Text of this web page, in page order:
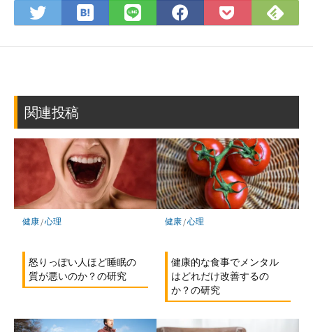
Twitter
で
は
て
ク
ー
ク
に
保
存
LINE
で
Facebook
で
Pocket
に
で
関連投稿
健康/心理
怒りっぽい人ほど睡眠の
質が悪いのか？の研究
健康/心理
健康的な食事でメンタル
はどれだけ改善するの
か？の研究